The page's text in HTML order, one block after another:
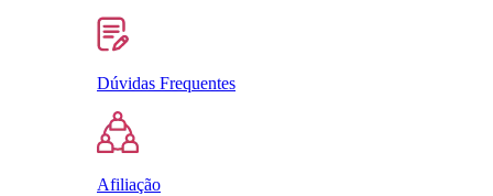
Dúvidas Frequentes
Afiliação